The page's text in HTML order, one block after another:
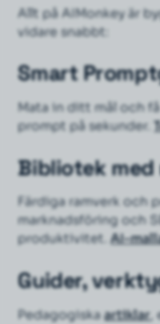
Allt på AIMonkey är
vidare snabbt:
Smart
Mata in ditt mål och
prompt på sekunder.
Bibliotek
Färdiga ramverk och
marknadsföring och
produktivitet.AI-
Guider,
Pedagogiskaartiklar,